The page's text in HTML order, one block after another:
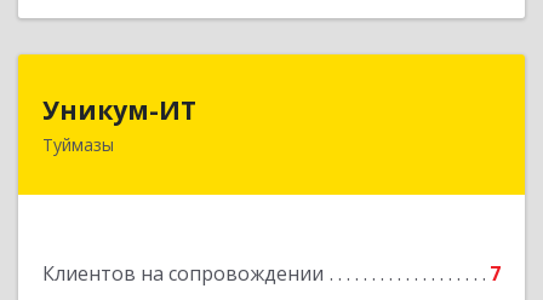
Уникум-ИТ
Туймазы
Клиентов на сопровождении 7
452757, Башкортостан Респ, Туймазинский р-н,